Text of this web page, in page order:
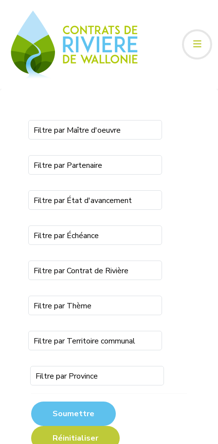
Filtre par Maître d'oeuvre
Filtre par Partenaire
Filtre par État d'avancement
Filtre par Échéance
Filtre par Contrat de Rivière
Filtre par Thème
Filtre par Territoire communal
Filtre par Province
Soumettre
Réinitialiser